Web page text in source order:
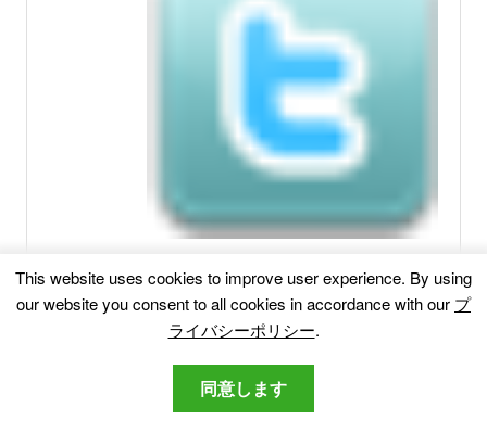
This website uses cookies to improve user experience. By using
our website you consent to all cookies in accordance with our プ
ライバシーポリシー.
同意します